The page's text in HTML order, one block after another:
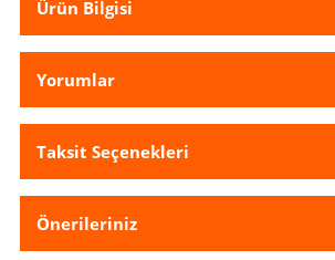
Ürün Bilgisi
Yorumlar
Taksit Seçenekleri
Önerileriniz